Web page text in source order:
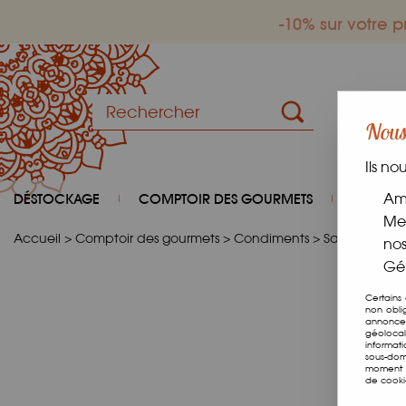
-10% sur votre
DÉSTOCKAGE COMPTOIR DES GOURMETS COIN
Accueil > Comptoir des gourmets > Condiments > Sauces
Ils
Certains
non
sous-
moment
de